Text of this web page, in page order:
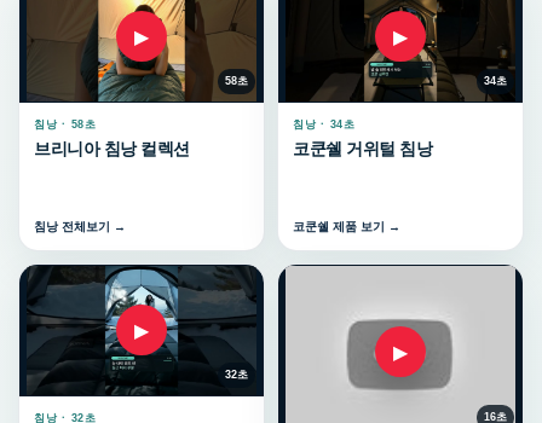
▶
58초
침낭 · 58초
브리니아 침낭 컬렉션
침낭 전체보기 →
▶
34초
침낭 · 34초
코쿤쉘 거위털 침낭
코쿤쉘 제품 보기 →
▶
32초
침낭 · 32초
▶
16초